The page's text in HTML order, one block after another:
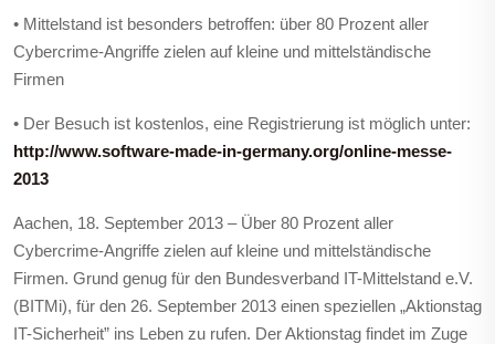
• Mittelstand ist besonders betroffen: über 80 Prozent aller
Cybercrime-Angriffe zielen auf kleine und mittelständische
Firmen
• Der Besuch ist kostenlos, eine Registrierung ist möglich unter:
http://www.software-made-in-germany.org/online-messe-
2013
Aachen, 18. September 2013 – Über 80 Prozent aller
Cybercrime-Angriffe zielen auf kleine und mittelständische
Firmen. Grund genug für den Bundesverband IT-Mittelstand e.V.
(BITMi), für den 26. September 2013 einen speziellen „Aktionstag
IT-Sicherheit” ins Leben zu rufen. Der Aktionstag findet im Zuge